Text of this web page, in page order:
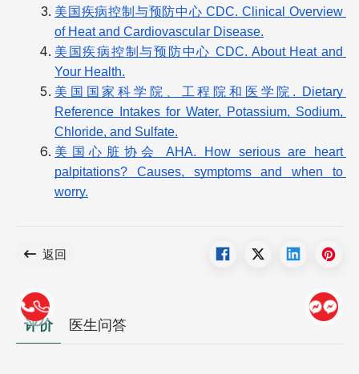
美国疾病控制与预防中心 CDC. Clinical Overview
of Heat and Cardiovascular Disease.
美国疾病控制与预防中心 CDC. About Heat and
Your Health.
美国国家科学院、工程院和医学院. Dietary
Reference Intakes for Water, Potassium, Sodium,
Chloride, and Sulfate.
美国心脏协会 AHA. How serious are heart
palpitations? Causes, symptoms and when to
worry.
返回
评价 医生问答